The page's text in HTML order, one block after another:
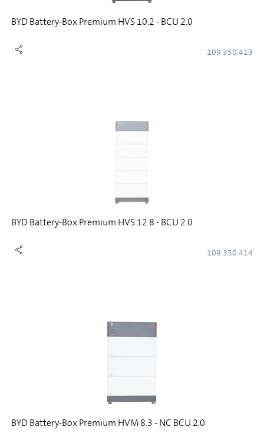
BYD Battery-Box Premium HVS 10.2 - BCU 2.0
109.350.413
BYD Battery-Box Premium HVS 12.8 - BCU 2.0
109.350.414
BYD Battery-Box Premium HVM 8.3 - NC BCU 2.0